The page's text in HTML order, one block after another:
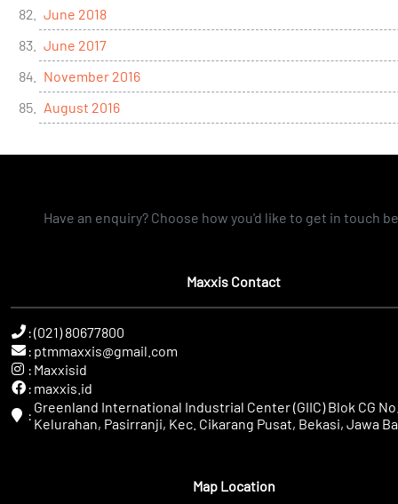
June 2018
June 2017
November 2016
August 2016
Have an enquiry? Choose how you'd like to get in touch
Maxxis Contact
:(021) 80677800
: ptmmaxxis@gmail.com
: Maxxisid
: maxxis.id
: Greenland International Industrial Center (GIIC) Blok CG
Kelurahan, Pasirranji, Kec. Cikarang Pusat, Bekasi, Jawa
Map Location